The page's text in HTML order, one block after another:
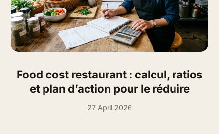
Food cost restaurant : calcul, ratios
et plan d’action pour le réduire
27 April 2026